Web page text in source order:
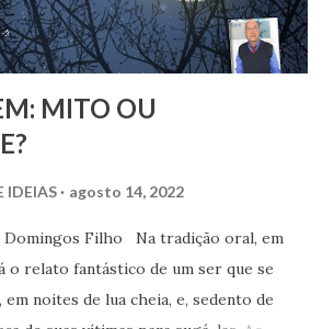
MITO OU
IDEIAS agosto 14, 2022
Filho Na tradição oral, em
o relato fantástico de um ser que se
noites de lua cheia, e, sedento de